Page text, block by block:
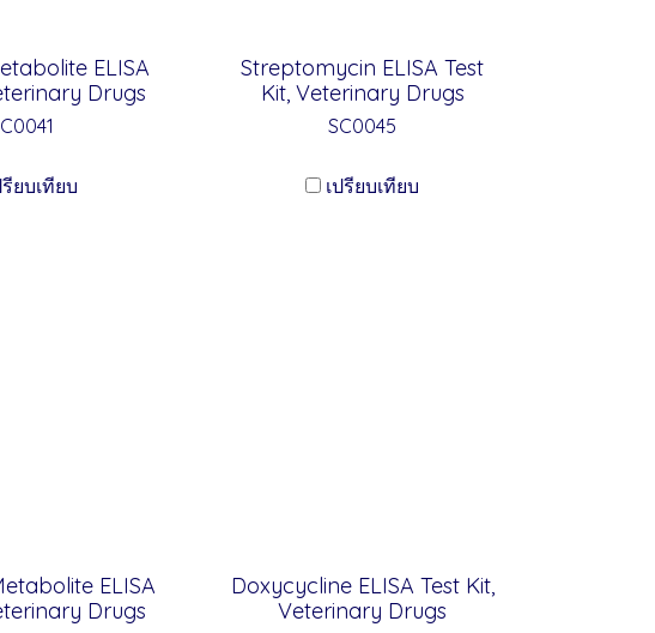
ELISA
Drugs
รียบเทียบ
Streptomycin ELISA Test
Kit, Veterinary Drugs
SC0045
เปรียบเทียบ
ELISA
Drugs
Doxycycline ELISA Test Kit,
Veterinary Drugs